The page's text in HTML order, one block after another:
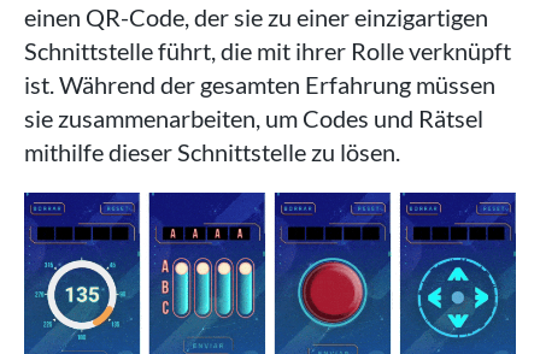
einen QR-Code, der sie zu einer einzigartigen
Schnittstelle führt, die mit ihrer Rolle verknüpft
ist. Während der gesamten Erfahrung müssen
sie zusammenarbeiten, um Codes und Rätsel
mithilfe dieser Schnittstelle zu lösen.